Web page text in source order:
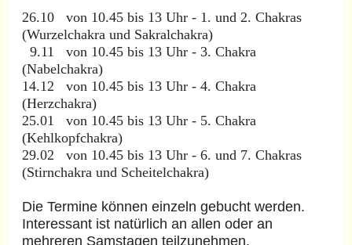
26.10 von 10.45 bis 13 Uhr - 1. und 2. Chakras
(Wurzelchakra und Sakralchakra)
9.11 von 10.45 bis 13 Uhr - 3. Chakra
(Nabelchakra)
14.12 von 10.45 bis 13 Uhr - 4. Chakra
(Herzchakra)
25.01 von 10.45 bis 13 Uhr - 5. Chakra
(Kehlkopfchakra)
29.02 von 10.45 bis 13 Uhr - 6. und 7. Chakras
(Stirnchakra und Scheitelchakra)
Die Termine können einzeln gebucht werden.
Interessant ist natürlich an allen oder an
mehreren Samstagen teilzunehmen.